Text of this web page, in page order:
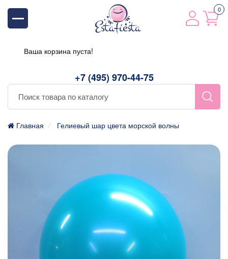
+7 (495) 970-44-75
0
Ваша корзина пуста!
Главная Гелиевый шар цвета морской волны